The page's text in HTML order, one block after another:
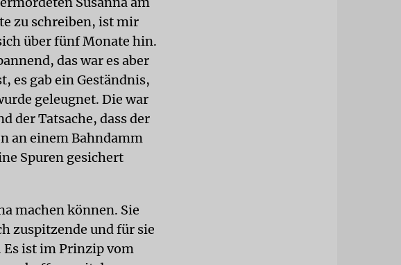
zu schreiben, ist mir
über fünf Monate hin.
das war es aber
es gab ein Geständnis,
geleugnet. Die war
der Tatsache, dass der
an einem Bahndamm
Spuren gesichert
machen können. Sie
zuspitzende und für sie
ist im Prinzip vom